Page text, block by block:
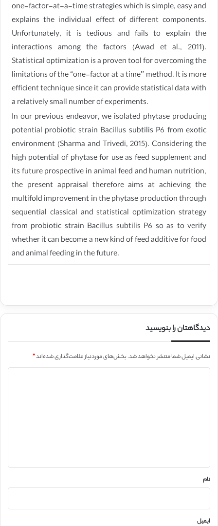
one-factor-at-a-time strategies which is simple, easy and
explains the individual effect of different components.
Unfortunately, it is tedious and fails to explain the
interactions among the factors (Awad et al., 2011).
Statistical optimization is a proven tool for overcoming the
limitations of the “one-factor at a time‟ method. It is more
efficient technique since it can provide statistical data with
a relatively small number of experiments.
In our previous endeavor, we isolated phytase producing
potential probiotic strain Bacillus subtilis P6 from exotic
environment (Sharma and Trivedi, 2015). Considering the
high potential of phytase for use as feed supplement and
its future prospective in animal feed and human nutrition,
the present appraisal therefore aims at achieving the
multifold improvement in the phytase production through
sequential classical and statistical optimization strategy
from probiotic strain Bacillus subtilis P6 so as to verify
whether it can become a new kind of feed additive for food
and animal feeding in the future.
دیدگاهتان را بنویسید
نشانی ایمیل شما منتشر نخواهد شد.بخش‌های موردنیاز علامت‌گذاری شده‌اند*
نام
ایمیل